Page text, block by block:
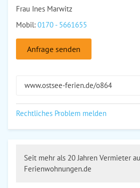
Frau Ines Marwitz
Mobil: 0170 - 5661655
Anfrage senden
www.ostsee-ferien.de/o864
Rechtliches Problem melden
Seit mehr als 20 Jahren Vermieter
Ferienwohnungen.de